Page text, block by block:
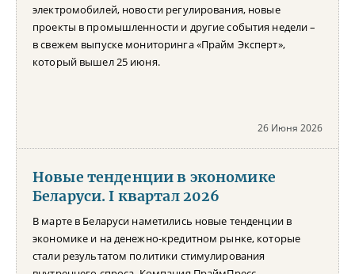
электромобилей, новости регулирования, новые
проекты в промышленности и другие события недели –
в свежем выпуске мониторинга «Прайм Эксперт»,
который вышел 25 июня.
26 Июня 2026
Новые тенденции в экономике
Беларуси. I квартал 2026
В марте в Беларуси наметились новые тенденции в
экономике и на денежно-кредитном рынке, которые
стали результатом политики стимулирования